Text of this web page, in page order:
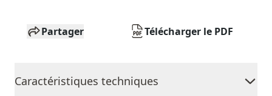
Partager Télécharger le PDF
Caractéristiques techniques